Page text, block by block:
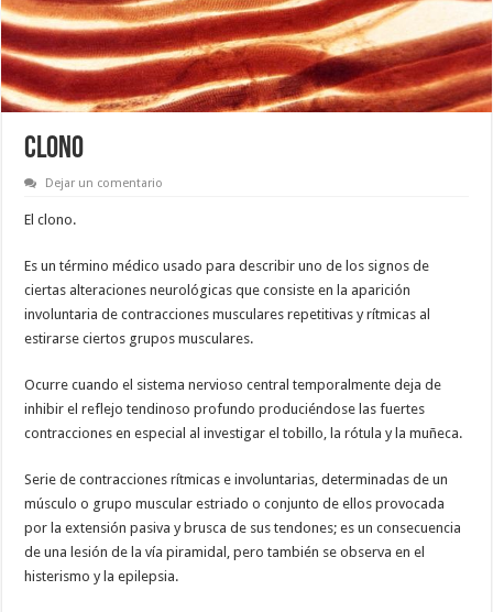
CLONO
Dejar un comentario
El clono.
Es un término médico usado para describir uno de los signos de
ciertas alteraciones neurológicas que consiste en la aparición
involuntaria de contracciones musculares repetitivas y rítmicas al
estirarse ciertos grupos musculares.
Ocurre cuando el sistema nervioso central temporalmente deja de
inhibir el reflejo tendinoso profundo produciéndose las fuertes
contracciones en especial al investigar el tobillo, la rótula y la muñeca.
Serie de contracciones rítmicas e involuntarias, determinadas de un
músculo o grupo muscular estriado o conjunto de ellos provocada
por la extensión pasiva y brusca de sus tendones; es un consecuencia
de una lesión de la vía piramidal, pero también se observa en el
histerismo y la epilepsia.